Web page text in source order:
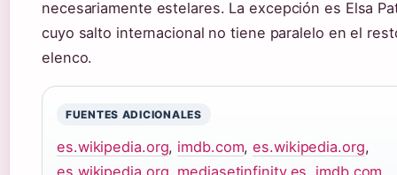
necesariamente estelares. La excepción es Elsa
cuyo salto internacional no tiene paralelo en el
elenco.
FUENTES ADICIONALES
es.wikipedia.org, imdb.com,es.wikipedia.org,